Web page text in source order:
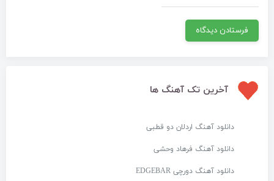
آخرین تک آهنگ ها
دانلود آهنگ اردلان دو قطبی
دانلود آهنگ فرهاد وحشی
دانلود آهنگ دورچی EDGEBAR